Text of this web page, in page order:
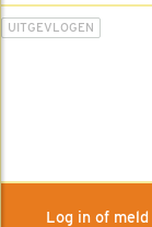
UITGEVLOGEN
Log in of